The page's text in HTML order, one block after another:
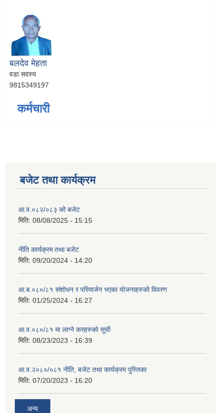
बलदेव मेहता
वडा सदस्य
9815349197
कर्मचारी
बजेट तथा कार्यक्रम
आ.व.०८२/०८३ को बजेट
मिति: 08/08/2025 - 15:15
नीति कार्यक्रम तथा बजेट
मिति: 09/20/2024 - 14:20
आ.ब.०८०/८१ संशोधन र परिमार्जन भएका योजनाहरुको विवरण
मिति: 01/25/2024 - 16:27
आ.व.०८०/८१ मा लाग्ने करहरुको सूची
मिति: 08/23/2023 - 16:39
आ.व.२०८०/०८१ नीति, बजेट तथा कार्यक्रम पुस्तिका
मिति: 07/20/2023 - 16:20
अन्य